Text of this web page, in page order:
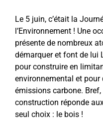
Le 5 juin, c’était la
l’Environnement ! Une
présente de nombreux
démarquer et font de lui
pour construire en
environnemental et
émissions carbone.
construction réponde
seul choix : le bois !